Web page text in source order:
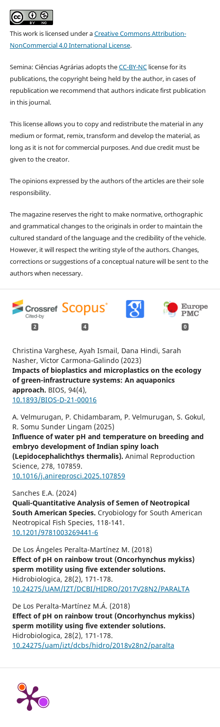
This work is licensed under aCreative Commons Attribution-
NonCommercial 4.0 International License.
Semina: Ciências Agrárias adopts theCC-BY-NClicense for its
publications, the copyright being held by the author, in cases of
republication we recommend that authors indicate first publication
in this journal.
This license allows you to copy and redistribute the material in any
medium or format, remix, transform and develop the material, as
long as it is not for commercial purposes. And due credit must be
given to the creator.
The opinions expressed by the authors of the articles are their sole
responsibility.
The magazine reserves the right to make normative, orthographic
and grammatical changes to the originals in order to maintain the
cultured standard of the language and the credibility of the vehicle.
However, it will respect the writing style of the authors. Changes,
corrections or suggestions of a conceptual nature will be sent to the
authors when necessary.
2 4 0
Christina Varghese, Ayah Ismail, Dana Hindi, Sarah
Nasher, Víctor Carmona-Galindo (2023)
Impacts of bioplastics and microplastics on the ecology
of green-infrastructure systems: An aquaponics
approach. BIOS, 94(4),
10.1893/BIOS-D-21-00016
A. Velmurugan, P. Chidambaram, P. Velmurugan, S. Gokul,
R. Somu Sunder Lingam (2025)
Influence of water pH and temperature on breeding and
embryo development of Indian spiny loach
(Lepidocephalichthys thermalis). Animal Reproduction
Science, 278, 107859.
10.1016/j.anireprosci.2025.107859
Sanches E.A. (2024)
Quali-Quantitative Analysis of Semen of Neotropical
South American Species. Cryobiology for South American
Neotropical Fish Species, 118-141.
10.1201/9781003269441-6
De Los Ángeles Peralta-Martínez M. (2018)
Effect of pH on rainbow trout (Oncorhynchus mykiss)
sperm motility using five extender solutions.
Hidrobiologica, 28(2), 171-178.
10.24275/UAM/IZT/DCBI/HIDRO/2017V28N2/PARALTA
De Los Peralta-Martínez M.Á. (2018)
Effect of pH on rainbow trout (Oncorhynchus mykiss)
sperm motility using five extender solutions.
Hidrobiologica, 28(2), 171-178.
10.24275/uam/izt/dcbs/hidro/2018v28n2/paralta